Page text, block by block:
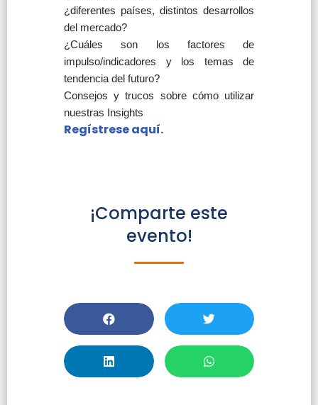
¿diferentes países, distintos desarrollos
del mercado?
¿Cuáles son los factores de
impulso/indicadores y los temas de
tendencia del futuro?
Consejos y trucos sobre cómo utilizar
nuestras Insights
Regístrese aquí.
¡Comparte este
evento!